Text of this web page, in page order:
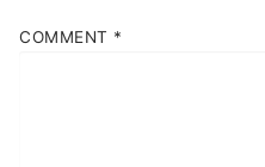
COMMENT *